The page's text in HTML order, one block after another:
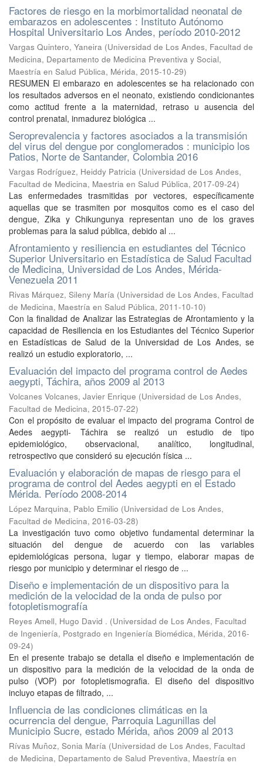
Factores de riesgo en la morbimortalidad neonatal de
embarazos en adolescentes : Instituto Autónomo
Hospital Universitario Los Andes, período 2010-2012
Vargas Quintero, Yaneira (Universidad de Los Andes, Facultad de
Medicina, Departamento de Medicina Preventiva y Social,
Maestría en Salud Pública, Mérida, 2015-10-29)
RESUMEN El embarazo en adolescentes se ha relacionado con
los resultados adversos en el neonato, existiendo condicionantes
como actitud frente a la maternidad, retraso u ausencia del
control prenatal, inmadurez biológica ...
Seroprevalencia y factores asociados a la transmisión
del virus del dengue por conglomerados : municipio los
Patios, Norte de Santander, Colombia 2016
Vargas Rodríguez, Heiddy Patricia (Universidad de Los Andes,
Facultad de Medicina, Maestria en Salud Pública, 2017-09-24)
Las enfermedades trasmitidas por vectores, específicamente
aquellas que se trasmiten por mosquitos como es el caso del
dengue, Zika y Chikungunya representan uno de los graves
problemas para la salud pública, debido al ...
Afrontamiento y resiliencia en estudiantes del Técnico
Superior Universitario en Estadística de Salud Facultad
de Medicina, Universidad de Los Andes, Mérida-
Venezuela 2011
Rivas Márquez, Sileny María (Universidad de Los Andes, Facultad
de Medicina, Maestría en Salud Pública, 2011-10-10)
Con la finalidad de Analizar las Estrategias de Afrontamiento y la
capacidad de Resiliencia en los Estudiantes del Técnico Superior
en Estadísticas de Salud de la Universidad de Los Andes, se
realizó un estudio exploratorio, ...
Evaluación del impacto del programa control de Aedes
aegypti, Táchira, años 2009 al 2013
Volcanes Volcanes, Javier Enrique (Universidad de Los Andes,
Facultad de Medicina, 2015-07-22)
Con el propósito de evaluar el impacto del programa Control de
Aedes aegypti- Táchira se realizó un estudio de tipo
epidemiológico, observacional, analítico, longitudinal,
retrospectivo que consideró su ejecución física ...
Evaluación y elaboración de mapas de riesgo para el
programa de control del Aedes aegypti en el Estado
Mérida. Período 2008-2014
López Marquina, Pablo Emilio (Universidad de Los Andes,
Facultad de Medicina, 2016-03-28)
La investigación tuvo como objetivo fundamental determinar la
situación del dengue de acuerdo con las variables
epidemiológicas persona, lugar y tiempo, elaborar mapas de
riesgo por municipio y determinar el riesgo de ...
Diseño e implementación de un dispositivo para la
medición de la velocidad de la onda de pulso por
fotopletismografía
Reyes Amell, Hugo David . (Universidad de Los Andes, Facultad
de Ingeniería, Postgrado en Ingeniería Biomédica, Mérida, 2016-
09-24)
En el presente trabajo se detalla el diseño e implementación de
un dispositivo para la medición de la velocidad de la onda de
pulso (VOP) por fotopletismografia. El diseño del dispositivo
incluyo etapas de filtrado, ...
Influencia de las condiciones climáticas en la
ocurrencia del dengue, Parroquia Lagunillas del
Municipio Sucre, estado Mérida, años 2009 al 2013
Rívas Muñoz, Sonia María (Universidad de Los Andes, Facultad
de Medicina, Departamento de Salud Preventiva, Maestría en